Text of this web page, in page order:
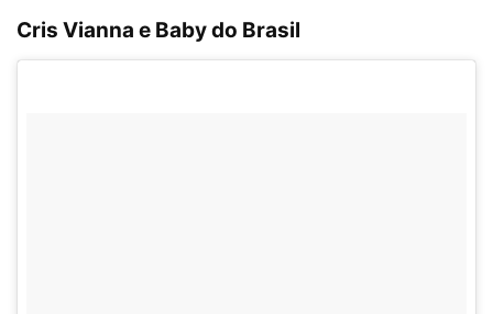
Cris Vianna e Baby do Brasil